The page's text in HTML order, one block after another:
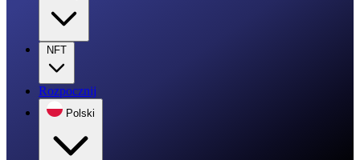
NFT
Rozpocznij
Polski